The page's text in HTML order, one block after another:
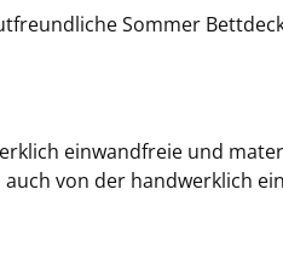
Sommer
einwandfreie und
von der handwerklich